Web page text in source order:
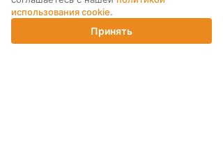
Корзина
ПОДПИСКА НА РАССЫЛКУ
использования cookie.
Принять